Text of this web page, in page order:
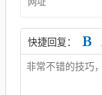
快捷回复：